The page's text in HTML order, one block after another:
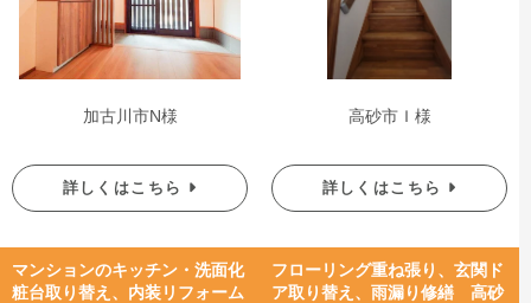
加古川市N様
詳しくはこちら
高砂市Ｉ様
詳しくはこちら
マンションのキッチン・洗面化
粧台取り替え、内装リフォーム
フローリング重ね張り、玄関ド
ア取り替え、雨漏り修繕 高砂